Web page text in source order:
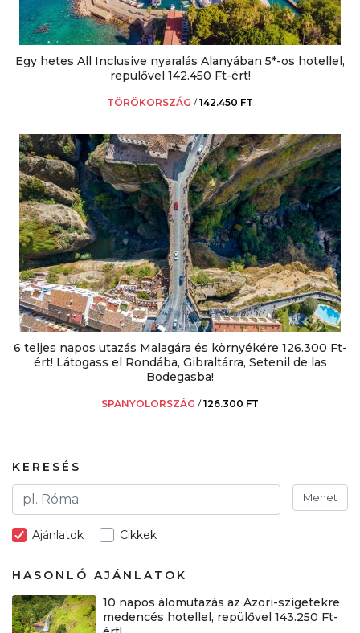
Egy hetes All Inclusive nyaralás Alanyában 5*-os hotellel,
repülővel 142.450 Ft-ért!
TÖRÖKORSZÁG /142.450 FT
6 teljes napos utazás Malagára és környékére 126.300 Ft-
ért! Látogass el Rondába, Gibraltárra, Setenil de las
Bodegasba!
SPANYOLORSZÁG /126.300 FT
KERESÉS
Mehet
Ajánlatok Cikkek
HASONLÓ AJÁNLATOK
10 napos álomutazás az Azori-szigetekre
medencés hotellel, repülővel 143.250 Ft-